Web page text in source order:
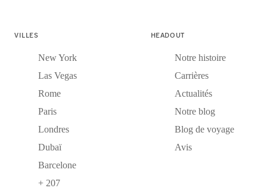
VILLES
New York
Las Vegas
Rome
Paris
Londres
Dubaï
Barcelone
+ 207
HEADOUT
Notre histoire
Carrières
Actualités
Notre blog
Blog de voyage
Avis